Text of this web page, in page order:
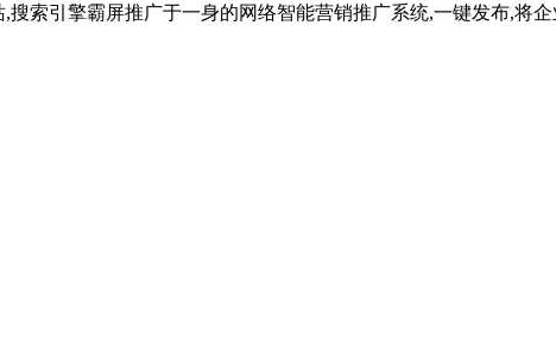
索引擎霸屏推广于一身的网络智能营销推广系统,一键发布,将